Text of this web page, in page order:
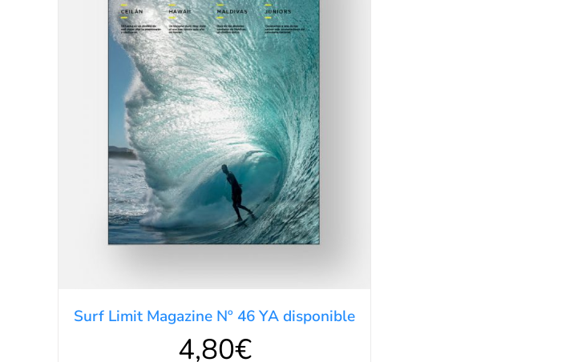
AÑADIR AL CARRITO / DETALLES
Surf Limit Magazine Nº 46 YA disponible
4,80€